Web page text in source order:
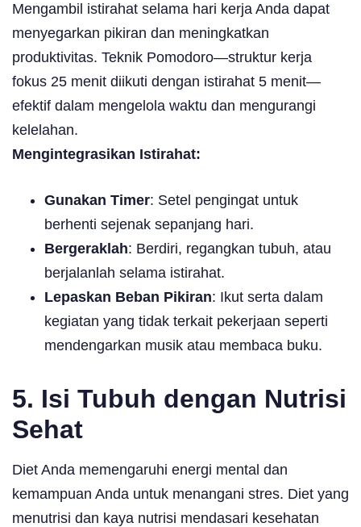
Mengambil istirahat selama hari kerja Anda dapat
menyegarkan pikiran dan meningkatkan
produktivitas. Teknik Pomodoro—struktur kerja
fokus 25 menit diikuti dengan istirahat 5 menit—
efektif dalam mengelola waktu dan mengurangi
kelelahan.
Mengintegrasikan Istirahat:
Gunakan Timer: Setel pengingat untuk
berhenti sejenak sepanjang hari.
Bergeraklah: Berdiri, regangkan tubuh, atau
berjalanlah selama istirahat.
Lepaskan Beban Pikiran: Ikut serta dalam
kegiatan yang tidak terkait pekerjaan seperti
mendengarkan musik atau membaca buku.
5. Isi Tubuh dengan Nutrisi
Sehat
Diet Anda memengaruhi energi mental dan
kemampuan Anda untuk menangani stres. Diet yang
menutrisi dan kaya nutrisi mendasari kesehatan